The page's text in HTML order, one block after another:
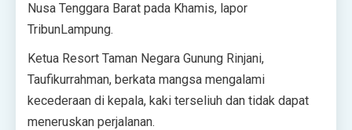
Nusa Tenggara Barat pada Khamis, lapor
TribunLampung.
Ketua Resort Taman Negara Gunung Rinjani,
Taufikurrahman, berkata mangsa mengalami
kecederaan di kepala, kaki terseliuh dan tidak dapat
meneruskan perjalanan.